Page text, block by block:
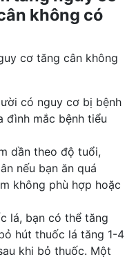
không có
cơ tăng cân không
có nguy cơ bị bệnh
đình mắc bệnh tiểu
dần theo độ tuổi,
nếu bạn ăn quá
không phù hợp hoặc
lá, bạn có thể tăng
hút thuốc lá tăng 1-4
khi bỏ thuốc. Một